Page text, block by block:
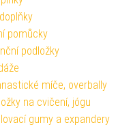
pomůcky
podložky
míče, overbally
na cvičení, jógu
gumy a expandery